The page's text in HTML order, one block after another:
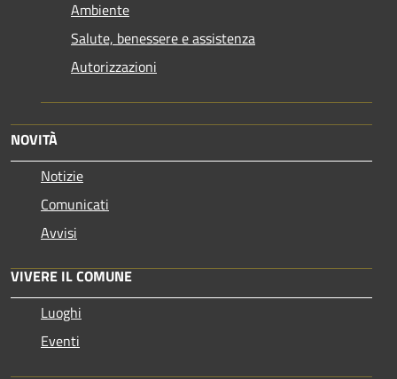
Ambiente
Salute, benessere e assistenza
Autorizzazioni
NOVITÀ
Notizie
Comunicati
Avvisi
VIVERE IL COMUNE
Luoghi
Eventi